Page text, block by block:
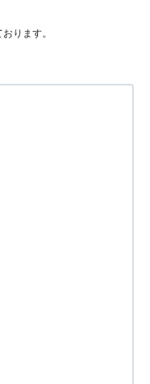
ります。